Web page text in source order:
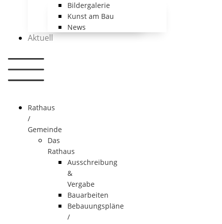
Bildergalerie
Kunst am Bau
News
Aktuell
Rathaus
/
Gemeinde
Das
Rathaus
Ausschreibung
&
Vergabe
Bauarbeiten
Bebauungspläne
/